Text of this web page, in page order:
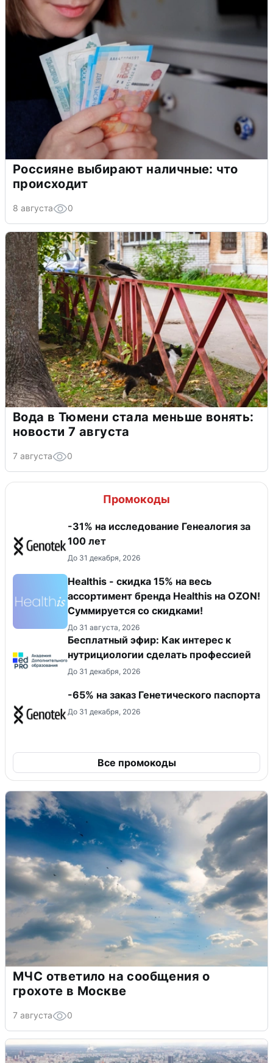
Россияне выбирают наличные: что
происходит
8 августа 0
Вода в Тюмени стала меньше вонять:
новости 7 августа
7 августа 0
Промокоды
-31% на исследование Генеалогия за
100 лет
До 31 декабря, 2026
Healthis - скидка 15% на весь
ассортимент бренда Healthis на OZON!
Суммируется со скидками!
До 31 августа, 2026
Бесплатный эфир: Как интерес к
нутрициологии сделать профессией
До 31 декабря, 2026
-65% на заказ Генетического паспорта
До 31 декабря, 2026
Все промокоды
МЧС ответило на сообщения о
грохоте в Москве
7 августа 0